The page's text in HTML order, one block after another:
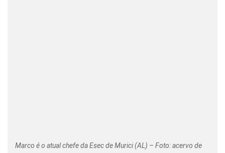
Marco é o atual chefe da Esec de Murici (AL) – Foto: acervo de